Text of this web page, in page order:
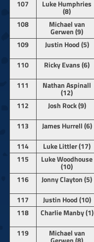
107 Luke Humphries
(8)
108
Michael van
Gerwen (9)
109
Justin Hood (5)
110
Ricky Evans (6)
111
Nathan Aspinall
(12)
112
Josh Rock (9)
113
James Hurrell (6)
114
Luke Littler (17)
115
Luke Woodhouse
(10)
116
Jonny Clayton (5)
117
Justin Hood (10)
118
Charlie Manby (1)
119
Michael van